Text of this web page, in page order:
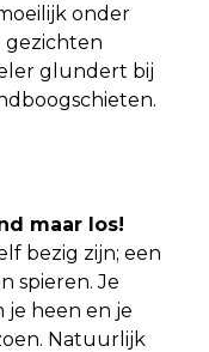
onder
gezichten
glundert bij
maar los!
bezig zijn; een
spieren. Je
je heen en je
Natuurlijk